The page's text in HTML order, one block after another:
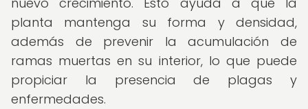
planta mantenga su forma y densidad,
además de prevenir la acumulación de
ramas muertas en su interior, lo que puede
propiciar la presencia de plagas y
enfermedades.